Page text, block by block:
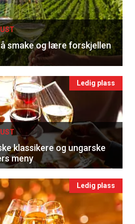
smake og lære forskjellen
Ledig plass
klassikere og ungarske
meny
Ledig plass